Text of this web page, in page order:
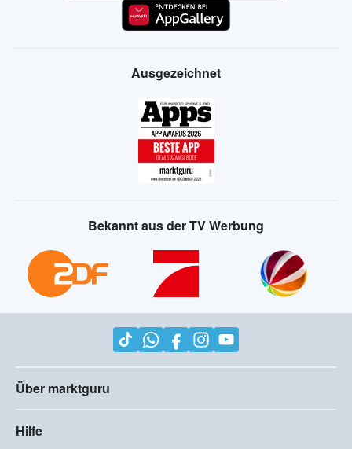
Ausgezeichnet
Bekannt aus der TV Werbung
Über marktguru
Hilfe